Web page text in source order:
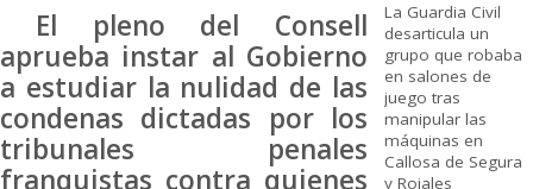
El pleno del Consell
aprueba instar al Gobierno
a estudiar la nulidad de las
condenas dictadas por los
tribunales penales
franquistas contra quienes
La Guardia Civil
desarticula un
grupo que robaba
en salones de
juego tras
manipular las
máquinas en
Callosa de Segura
y Rojales